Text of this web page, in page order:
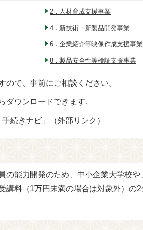
2．人材育成支援事業
4．新技術・新製品開発事業
6．企業紹介等映像作成支援事業
8．製品安全性等検証支援事業
ので、事前にご相談ください。
ダウンロードできます。
続きナビ」 （外部リンク）
の能力開発のため、中小企業大学校や
講料（1万円未満の場合は対象外）の